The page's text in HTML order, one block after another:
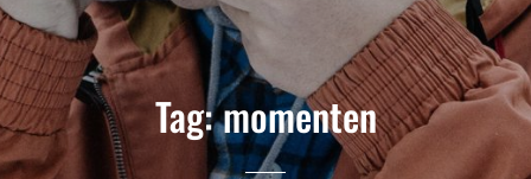
Tag:momenten